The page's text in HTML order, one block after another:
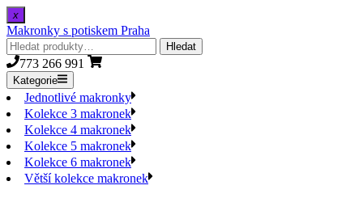
x
Skip
to
the
content
Makronky s potiskem Praha
Hledat:
Hledat
773 266 991
Kategorie
Jednotlivé makronky
Kolekce 3 makronek
Kolekce 4 makronek
Kolekce 5 makronek
Kolekce 6 makronek
Větší kolekce makronek